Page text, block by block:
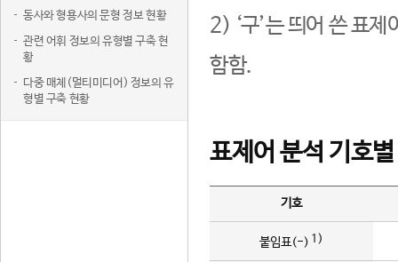
동사와 형용사의 문형 정보 현황
관련 어휘 정보의 유형별 구축 현
황
다중 매체(멀티미디어) 정보의 유
형별 구축 현황
2) ‘구’는 띄어 쓴 표
함함.
표제어 분석 기호
기호
붙임표(-) 1)